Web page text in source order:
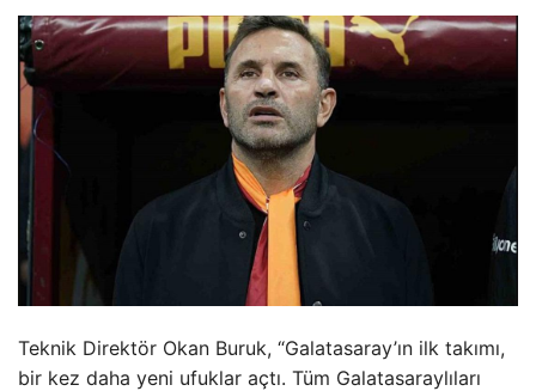
Teknik Direktör Okan Buruk, “Galatasaray’ın ilk takımı,
bir kez daha yeni ufuklar açtı. Tüm Galatasaraylıları